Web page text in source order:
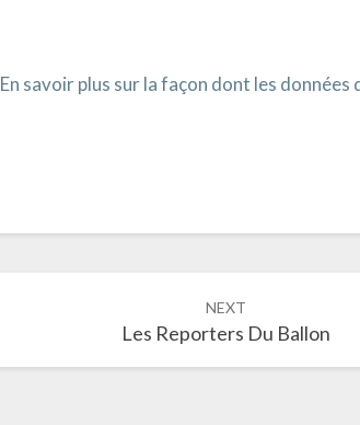
En savoir plus sur la façon dont les données
NEXT
Les Reporters Du Ballon